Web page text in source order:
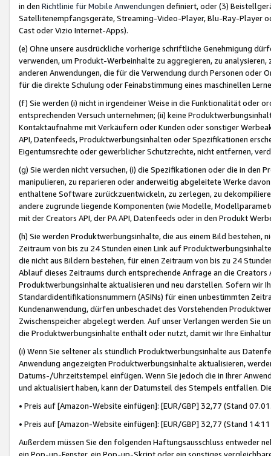
in den Richtlinie für Mobile Anwendungen definiert, oder (3)
Satellitenempfangsgeräte, Streaming-Video-Player, Blu-Ray-Player
Cast oder Vizio Internet-Apps).
(e) Ohne unsere ausdrückliche vorherige schriftliche Genehmigung
verwenden, um Produkt-Werbeinhalte zu aggregieren, zu
anderen Anwendungen, die für die Verwendung durch Personen
für die direkte Schulung oder Feinabstimmung eines maschinellen
(f) Sie werden (i) nicht in irgendeiner Weise in die Funktionalität oder
entsprechenden Versuch unternehmen; (ii) keine
Kontaktaufnahme mit Verkäufern oder Kunden oder sonstiger
API, Datenfeeds, Produktwerbungsinhalten oder Spezifikationen
Eigentumsrechte oder gewerblicher Schutzrechte, nicht entfernen,
(g) Sie werden nicht versuchen, (i) die Spezifikationen oder die in
manipulieren, zu reparieren oder anderweitig abgeleitete Werke
enthaltene Software zurückzuentwickeln, zu zerlegen, zu
andere zugrunde liegende Komponenten (wie Modelle,
mit der Creators API, der PA API, Datenfeeds oder in den Produkt
(h) Sie werden Produktwerbungsinhalte, die aus einem Bild bestehen,
Zeitraum von bis zu 24 Stunden einen Link auf
die nicht aus Bildern bestehen, für einen Zeitraum von bis zu 24
Ablauf dieses Zeitraums durch entsprechende Anfrage an die
Produktwerbungsinhalte aktualisieren und neu darstellen. Sofern wir
Standardidentifikationsnummern (ASINs) für einen unbestimmten
Kundenanwendung, dürfen unbeschadet des Vorstehenden
Zwischenspeicher abgelegt werden. Auf unser Verlangen werden Sie
die Produktwerbungsinhalte enthält oder nutzt, damit wir Ihre
(i) Wenn Sie seltener als stündlich Produktwerbungsinhalte aus
Anwendung angezeigten Produktwerbungsinhalte aktualisieren,
Datums-/Uhrzeitstempel einfügen. Wenn Sie jedoch die in Ihrer
und aktualisiert haben, kann der Datumsteil des Stempels entfallen.
• Preis auf [Amazon-Website einfügen]: [EUR/GBP] 32,77 (Stand
• Preis auf [Amazon-Website einfügen]: [EUR/GBP] 32,77 (Stand
Außerdem müssen Sie den folgenden Haftungsausschluss entweder
ein Pop-up-Fenster, ein Pop-up-Skript oder ein sonstiges